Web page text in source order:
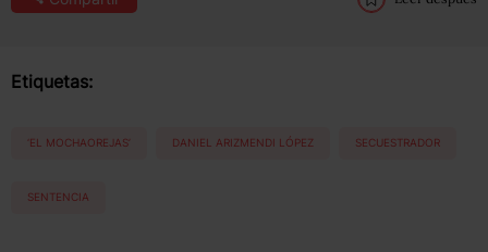
Etiquetas:
‘EL MOCHAOREJAS’ DANIEL ARIZMENDI LÓPEZ SECUESTRADOR
SENTENCIA